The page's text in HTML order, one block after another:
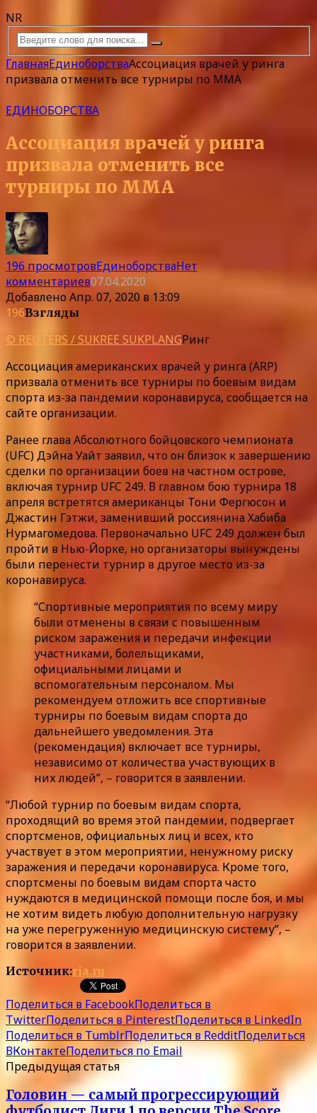
NR
ГлавнаяЕдиноборстваАссоциация врачей у ринга
призвала отменить все турниры по MMA
ЕДИНОБОРСТВА
Ассоциация врачей у ринга
призвала отменить все
турниры по MMA
196 просмотровЕдиноборстваНет
комментариев07.04.2020
ДобавленоАпр. 07, 2020 в 13:09
196Взгляды
© REUTERS / SUKREE SUKPLANGРинг
Ассоциация американских врачей у ринга (ARP)
призвала отменить все турниры по боевым видам
спорта из-за пандемии коронавируса, сообщается на
сайте организации.
Ранее глава Абсолютного бойцовского чемпионата
(UFC) Дэйна Уайт заявил, что он близок к завершению
сделки по организации боев на частном острове,
включая турнир UFC 249. В главном бою турнира 18
апреля встретятся американцы Тони Фергюсон и
Джастин Гэтжи, заменивший россиянина Хабиба
Нурмагомедова. Первоначально UFC 249 должен был
пройти в Нью-Йорке, но организаторы вынуждены
были перенести турнир в другое место из-за
коронавируса.
“Спортивные мероприятия по всему миру
были отменены в связи с повышенным
риском заражения и передачи инфекции
участниками, болельщиками,
официальными лицами и
вспомогательным персоналом. Мы
рекомендуем отложить все спортивные
турниры по боевым видам спорта до
дальнейшего уведомления. Эта
(рекомендация) включает все турниры,
независимо от количества участвующих в
них людей”, – говорится в заявлении.
“Любой турнир по боевым видам спорта,
проходящий во время этой пандемии, подвергает
спортсменов, официальных лиц и всех, кто
участвует в этом мероприятии, ненужному риску
заражения и передачи коронавируса. Кроме того,
спортсмены по боевым видам спорта часто
нуждаются в медицинской помощи после боя, и мы
не хотим видеть любую дополнительную нагрузку
на уже перегруженную медицинскую систему”, –
говорится в заявлении.
Источник:ria.ru
Поделиться в FacebookПоделиться в
TwitterПоделиться в PinterestПоделиться в LinkedIn
Поделиться в TumblrПоделиться в RedditПоделиться
ВКонтактеПоделиться по Email
Предыдущая статья
Головин — самый прогрессирующий